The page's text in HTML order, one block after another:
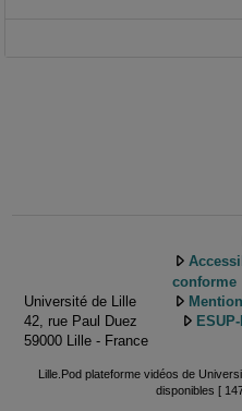
Université de Lille
42, rue Paul Duez
59000 Lille - France
conforme
Lille.Pod plateforme vidéos de
disponibles [